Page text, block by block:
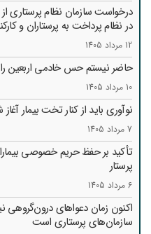
درخواست سازمان نظام پرستاری
در نظام پرداخت به پرستاران و
12 مرداد 1405
حاضر نیستم حس خادمی اربعین
10 مرداد 1405
نوآوری باید از کنار تخت بیمار
7 مرداد 1405
تأکید بر حفظ حریم خصوصی
پرستار
6 مرداد 1405
اکنون زمان دعواهای درون‌گروهی
سازمان‌های پرستاری است